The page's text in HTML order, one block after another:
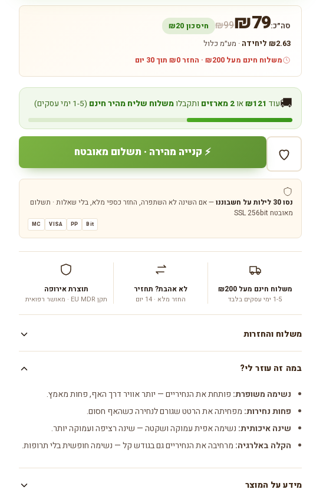
סה״כ: ₪79
₪99 חיסכון ₪ 20
₪2.63 ליחידה · מע״מ כלול
משלוח חינם מעל ₪200 · החזר ₪0 תוך 30 יום
🚚עוד ₪121או 2 מארזים ותקבלו משלוח שליח מהיר חינם (1-5 ימי עסקים)
⚡ קנייה מהירה · תשלום מאובטח
נסו 30 לילות על חשבוננו
— אם השינה לא השתפרה, החזר כספי מלא, בלי שאלות · תשלום
מאובטח SSL 256bit
Bit
PP
VISA
MC
משלוח חינם מעל ₪200
1-5 ימי עסקים בלבד
לא אהבת? תחזיר
החזר מלא · 14 יום
תוצרת אירופה
תקן EU MDR · מאושר רפואית
משלוח והחזרות
במה זה עוזר לי?
נשימה משופרת: פותחת את הנחיריים — יותר אוויר דרך האף, פחות מאמץ.
פחות נחירות: מפחיתה את הרטט שגורם לנחירה כשהאף חסום.
שינה איכותית: נשימה אפית עמוקה ושקטה — שינה רציפה ועמוקה יותר.
הקלה באלרגיה: מרחיבה את הנחיריים גם בגודש קל — נשימה חופשית בלי תרופות.
מידע על המוצר